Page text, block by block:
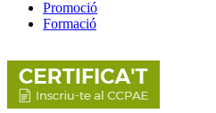
Promoció
Formació